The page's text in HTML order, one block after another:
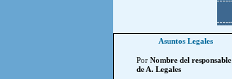
Asuntos Legales
Por Nombre del responsable
de A. Legales